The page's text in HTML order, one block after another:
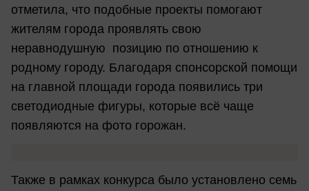
отметила, что подобные проекты помогают
жителям города проявлять свою
неравнодушную позицию по отношению к
родному городу. Благодаря спонсорской помощи
на главной площади города появились три
светодиодные фигуры, которые всё чаще
появляются на фото горожан.
Также в рамках конкурса было установлено семь